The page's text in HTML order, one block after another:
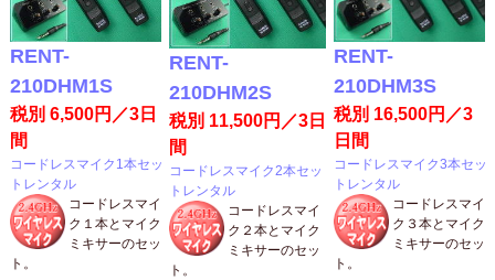
RENT-
210DHM1S
税別 6,500円／3日
間
コードレスマイク1本セッ
トレンタル
コードレスマイ
ク１本とマイク
ミキサーのセッ
ト。
RENT-
210DHM2S
税別 11,500円／3日
間
コードレスマイク2本セッ
トレンタル
コードレスマイ
ク２本とマイク
ミキサーのセッ
ト。
RENT-
210DHM3S
税別 16,500円／3
日間
コードレスマイク3本セッ
トレンタル
コードレスマイ
ク３本とマイク
ミキサーのセッ
ト。